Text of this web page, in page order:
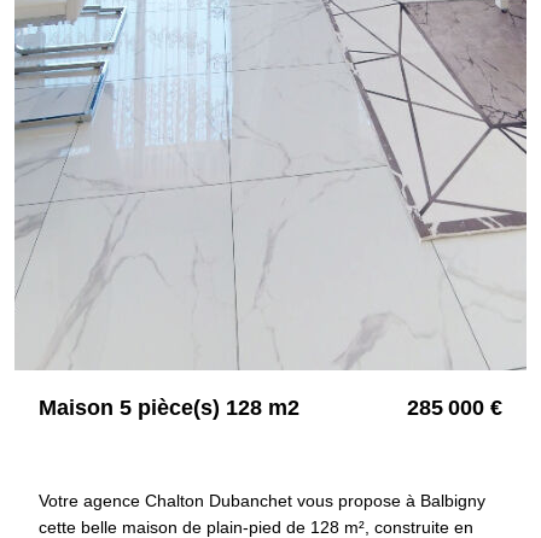
Maison 5 pièce(s) 128 m2 285 000 €
Votre agence Chalton Dubanchet vous propose à Balbigny
cette belle maison de plain-pied de 128 m², construite en